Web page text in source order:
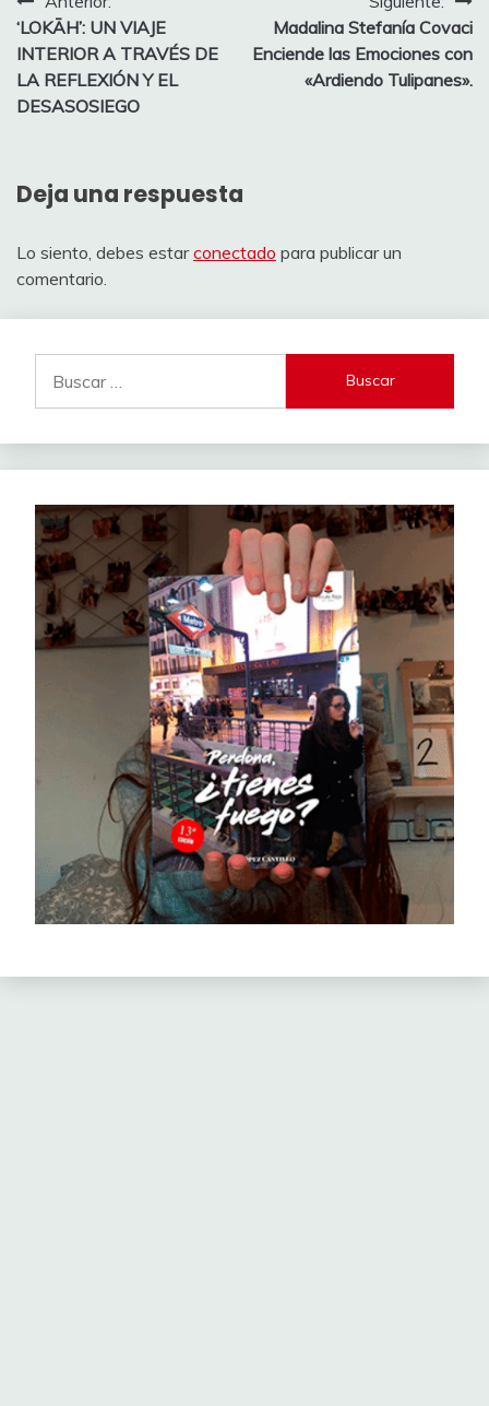
de
entradas
‘LOKĀH’: UN VIAJE
INTERIOR A TRAVÉS DE
LA REFLEXIÓN Y EL
DESASOSIEGO
Madalina Stefanía Covaci
Enciende las Emociones con
«Ardiendo Tulipanes».
Deja una respuesta
Lo siento, debes estarconectado para publicar un
comentario.